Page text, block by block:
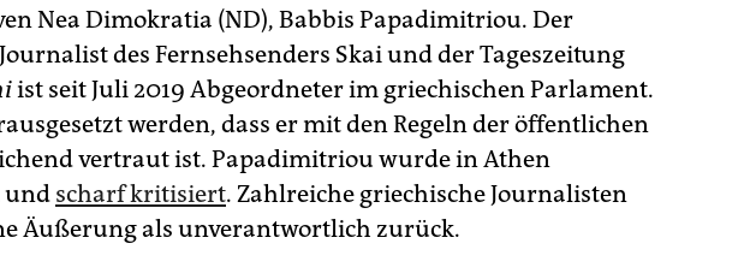
Nea Dimokratia (ND), Babbis Papadimitriou. Der
des Fernsehsenders Skai und der Tageszeitung
ist seit Juli 2019 Abgeordneter im griechischen Parlament.
werden, dass er mit den Regeln der öffentlichen
vertraut ist. Papadimitriou wurde in Athen
und scharf kritisiert. Zahlreiche griechische Journalisten
Äußerung als unverantwortlich zurück.